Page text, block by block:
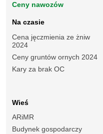
Ceny nawozów
Na czasie
Cena jęczmienia ze żniw
2024
Ceny gruntów ornych 2024
Kary za brak OC
Wieś
ARiMR
Budynek gospodarczy